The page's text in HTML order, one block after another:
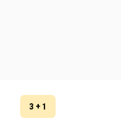
3 + 1